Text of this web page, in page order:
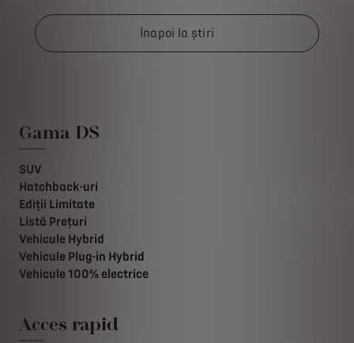
Înapoi la știri
Gama DS
SUV
Hatchback-uri
Ediții Limitate
Listă Prețuri
Vehicule Hybrid
Vehicule Plug-in Hybrid
Vehicule 100% electrice
Acces rapid